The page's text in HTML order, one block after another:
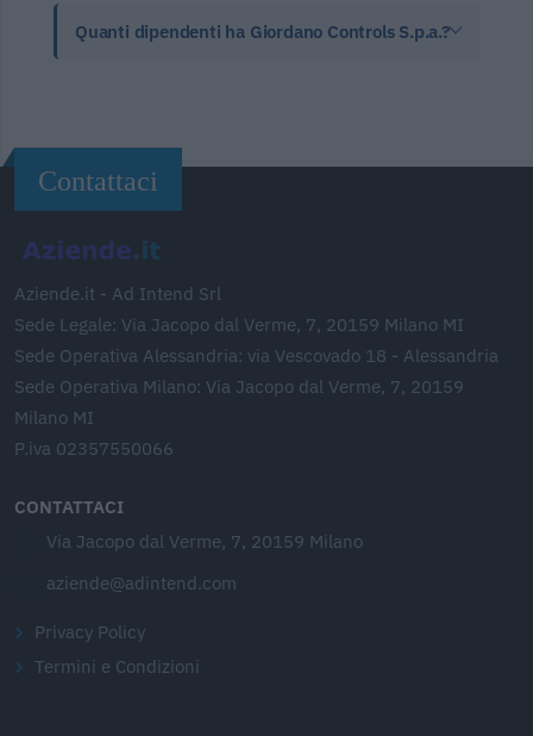
Quanti dipendenti ha Giordano Controls S.p.a.?
Contattaci
Aziende.it - Ad Intend Srl
Sede Legale: Via Jacopo dal Verme, 7, 20159 Milano MI
Sede Operativa Alessandria: via Vescovado 18 - Alessandria
Sede Operativa Milano: Via Jacopo dal Verme, 7, 20159
Milano MI
P.iva 02357550066
CONTATTACI
Via Jacopo dal Verme, 7, 20159 Milano
aziende@adintend.com
Privacy Policy
Termini e Condizioni